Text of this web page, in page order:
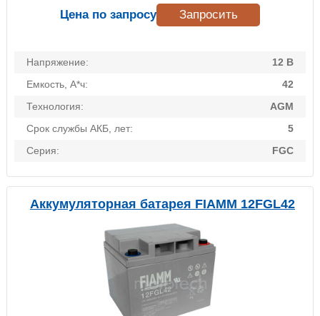
Напряжение:
12 В
Емкость, А*ч:
42
Технология:
AGM
Срок службы АКБ, лет:
5
Серия:
FGC
Цена по запросу Запросить
Аккумуляторная батарея FIAMM 12FGL42